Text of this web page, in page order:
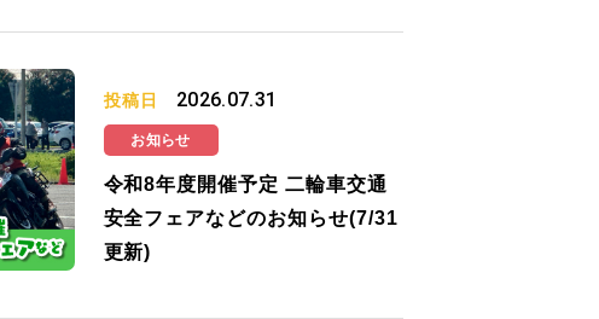
投稿日 2026.07.31
お知らせ
令和8年度開催予定 二輪車交通
安全フェアなどのお知らせ(7/31
更新)